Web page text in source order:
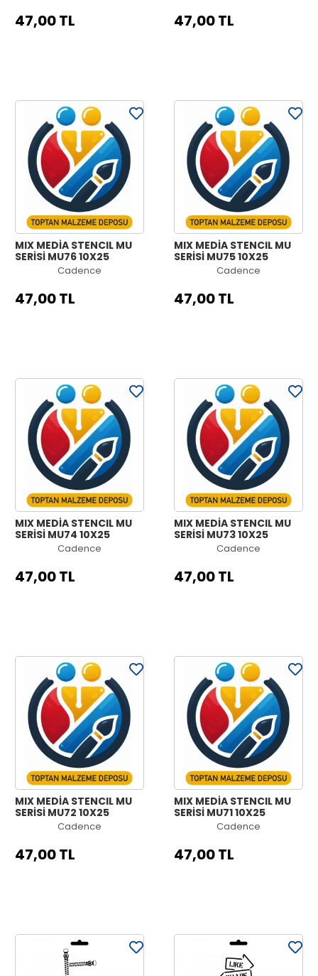
47,00 TL 47,00 TL
MIX MEDİA STENCIL MU
SERİSİ MU76 10X25
Cadence
47,00 TL
MIX MEDİA STENCIL MU
SERİSİ MU75 10X25
Cadence
47,00 TL
MIX MEDİA STENCIL MU
SERİSİ MU74 10X25
Cadence
47,00 TL
MIX MEDİA STENCIL MU
SERİSİ MU73 10X25
Cadence
47,00 TL
MIX MEDİA STENCIL MU
SERİSİ MU72 10X25
Cadence
47,00 TL
MIX MEDİA STENCIL MU
SERİSİ MU71 10X25
Cadence
47,00 TL